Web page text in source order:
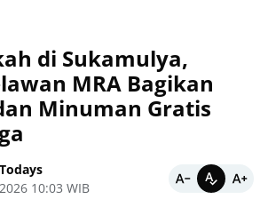
di Sukamulya,
MRA Bagikan
Minuman Gratis
10:03 WIB